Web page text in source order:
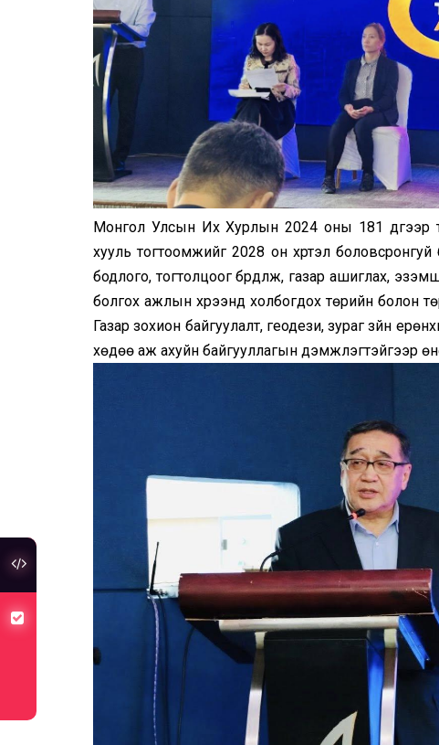
Монгол Улсын Их Хурлын 2024 оны 181 дүгээр
хууль тогтоомжийг 2028 он хүртэл
бодлого, тогтолцоог бүрдүүлж, газар ашиглах,
болгох ажлын хүрээнд холбогдох төрийн болон
Газар зохион байгуулалт, геодези, зураг зүйн
хөдөө аж ахуйн байгууллагын дэмжлэгтэйгээр
туслах холбоос
хуулийн төсөлд санал авч байна